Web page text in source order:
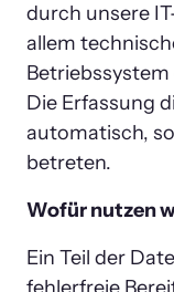
durch unsere
allem
Die Erfassung
automatisch,
betreten.
Wofür nutzen
Ein Teil der